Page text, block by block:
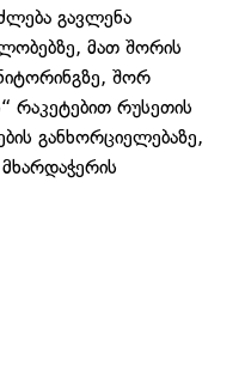
გავლენა
მათ შორის
შორ
რაკეტებით რუსეთის
განხორციელებაზე,